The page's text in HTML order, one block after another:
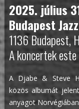
2025. július
Budapest
1136 Budapest,
A koncertek
A Djabe & Steve
közös albumát
anyagot